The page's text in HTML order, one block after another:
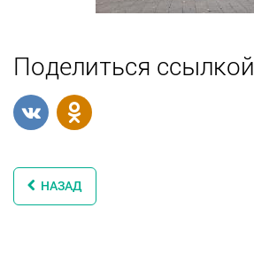
Поделиться ссылкой
НАЗАД